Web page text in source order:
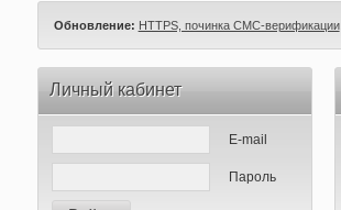
Обновление: HTTPS, починка СМС-верификации.
Личный кабинет
E-mail
Пароль